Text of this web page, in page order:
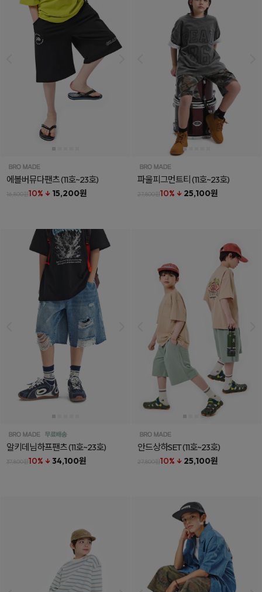
에볼버뮤다팬츠(11호~23호)
16,800원10% ↓ 15,200원
파울피그먼트티(11호~23호)
27,800원10% ↓ 25,100원
알키데님하프팬츠(11호~23호)
37,800원10% ↓ 34,100원
안드상하SET(11호~23호)
27,800원10% ↓ 25,100원